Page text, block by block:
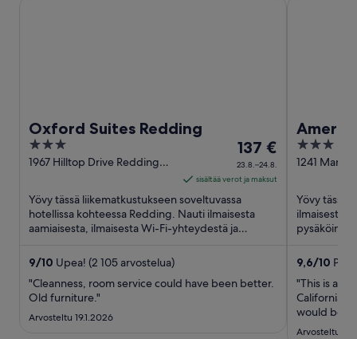
Oxford Suites Redding
3
out
5
1967 Hilltop Drive Redding
Hinta
on
137 €
per
yö
ajalle
24.8.
137 €
23.8.–24.8.
sisältää verot ja maksut
Yövy tässä liikematkustukseen soveltuvassa
hotellissa kohteessa Redding. Nauti ilmaisesta
aamiaisesta, ilmaisesta Wi-Fi-yhteydestä ja
9/10 Upea! (2 105 arvostelua)
"Cleanness, room service could have been better.
Old furniture."
Arvosteltu 19.1.2026
3
out
5
1241
Yövy tässä
ilmaisesta
9,6/10
"This is a
California.
would be a
great staff,
Arvosteltu